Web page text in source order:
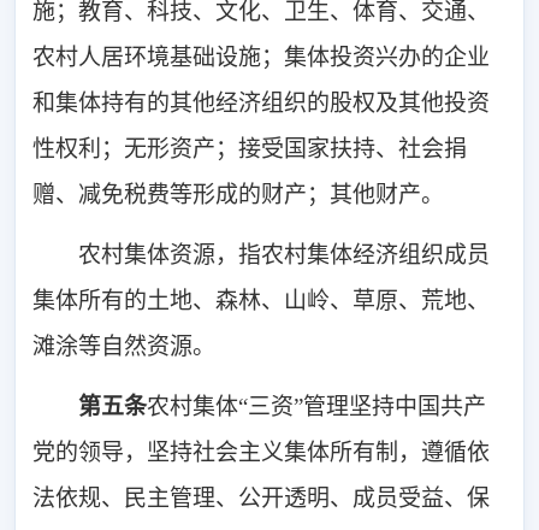
施；教育、科技、文化、卫生、体育、交通、
农村人居环境基础设施；集体投资兴办的企业
和集体持有的其他经济组织的股权及其他投资
性权利；无形资产；接受国家扶持、社会捐
赠、减免税费等形成的财产；其他财产。
农村集体资源，指农村集体经济组织成员
集体所有的土地、森林、山岭、草原、荒地、
滩涂等自然资源。
第五条农村集体“三资”管理坚持中国共产
党的领导，坚持社会主义集体所有制，遵循依
法依规、民主管理、公开透明、成员受益、保